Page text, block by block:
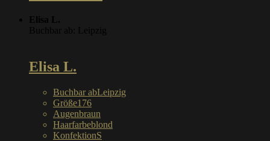
Elisa L.
Buchbar ab: Leipzig
Elisa L.
Buchbar abLeipzig
Größe176
Augenbraun
Haarfarbeblond
KonfektionS